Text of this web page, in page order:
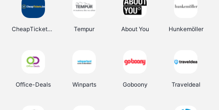
CheapTickets.be Tempur About You Hunkemöller
Office-Deals Winparts Goboony Traveldeal